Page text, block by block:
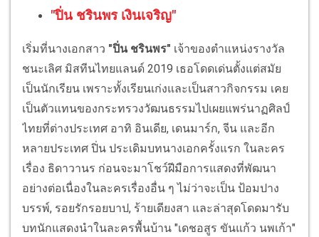
"ปิ่น ชรินพร เงินเจริญ"
เริ่มที่นางเอกสาว "ปิ่น ชรินพร" เจ้าของตำแหน่งรางวัล
ชนะเลิศ มิสทีนไทยแลนด์ 2019 เธอโดดเด่นตั้งแต่สมัย
เป็นนักเรียน เพราะทั้งเรียนเก่งและเป็นสาวกิจกรรม เคย
เป็นตัวแทนของกระทรวงวัฒนธรรมไปเผยแพร่นาฏศิลป์
ไทยที่ต่างประเทศ อาทิ อินเดีย, เดนมาร์ก, จีน และอีก
หลายประเทศ ปิ่น ประเดิมบทนางเอกครั้งแรก ในละคร
เรื่อง ธิดาวานร ก่อนจะมาโชว์ฝีมือการแสดงที่พัฒนา
อย่างต่อเนื่องในละครเรื่องอื่น ๆ ไม่ว่าจะเป็น ป้อมปาง
บรรพ์, รอยรักรอยบาป, ร้ายเดียงสา และล่าสุดโดดมารับ
บทนักแสดงนำในละครพื้นบ้าน "เดชอสูร ขันแก้ว นพเก้า"